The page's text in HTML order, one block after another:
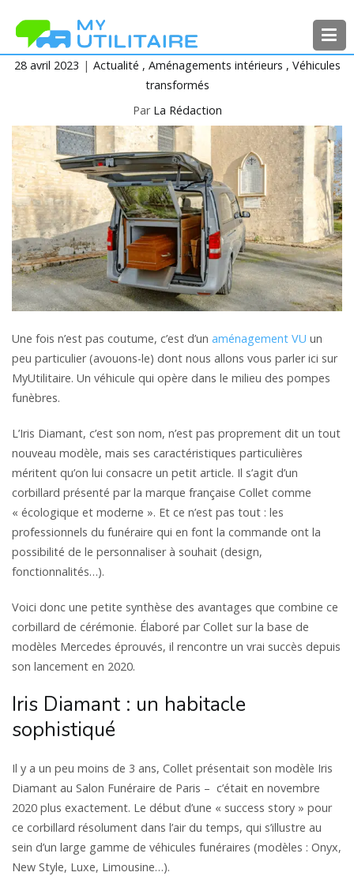
contenu
MyUtilitaire
Toute l’actualité des véhicules
28 avril 2023 Actualité Aménagements intérieurs
Véhicules
transformés
Par La Rédaction
Une fois n’est pas coutume, c’est d’un aménagement VU un
peu particulier (avouons-le) dont nous allons vous parler ici sur
MyUtilitaire. Un véhicule qui opère dans le milieu des pompes
funèbres.
L’Iris Diamant, c’est son nom, n’est pas proprement dit un tout
nouveau modèle, mais ses caractéristiques particulières
méritent qu’on lui consacre un petit article. Il s’agit d’un
corbillard présenté par la marque française Collet comme
« écologique et moderne ». Et ce n’est pas tout : les
professionnels du funéraire qui en font la commande ont la
possibilité de le personnaliser à souhait (design,
fonctionnalités…).
Voici donc une petite synthèse des avantages que combine ce
corbillard de cérémonie. Élaboré par Collet sur la base de
modèles Mercedes éprouvés, il rencontre un vrai succès depuis
son lancement en 2020.
Iris Diamant : un habitacle
sophistiqué
Il y a un peu moins de 3 ans, Collet présentait son modèle Iris
Diamant au Salon Funéraire de Paris – c’était en novembre
2020 plus exactement. Le début d’une « success story » pour
ce corbillard résolument dans l’air du temps, qui s’illustre au
sein d’un large gamme de véhicules funéraires (modèles : Onyx,
New Style, Luxe, Limousine…).